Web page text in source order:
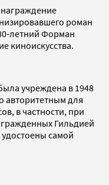
роман
летний Форман
киноискусства.
учреждена в 1948
авторитетным для
в частности, при
Гильдией
самой